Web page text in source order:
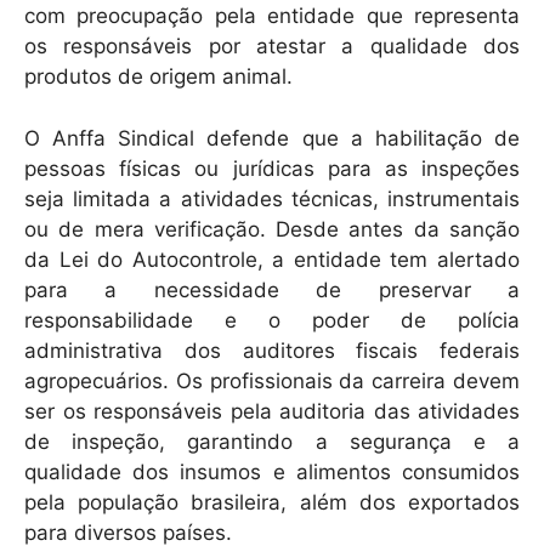
com preocupação pela entidade que representa
os responsáveis por atestar a qualidade dos
produtos de origem animal.
O Anffa Sindical defende que a habilitação de
pessoas físicas ou jurídicas para as inspeções
seja limitada a atividades técnicas, instrumentais
ou de mera verificação. Desde antes da sanção
da Lei do Autocontrole, a entidade tem alertado
para a necessidade de preservar a
responsabilidade e o poder de polícia
administrativa dos auditores fiscais federais
agropecuários. Os profissionais da carreira devem
ser os responsáveis pela auditoria das atividades
de inspeção, garantindo a segurança e a
qualidade dos insumos e alimentos consumidos
pela população brasileira, além dos exportados
para diversos países.